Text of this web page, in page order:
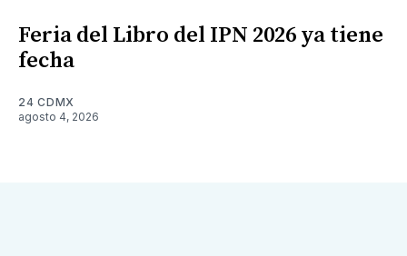
Feria del Libro del IPN 2026 ya tiene
fecha
24 CDMX
agosto 4, 2026